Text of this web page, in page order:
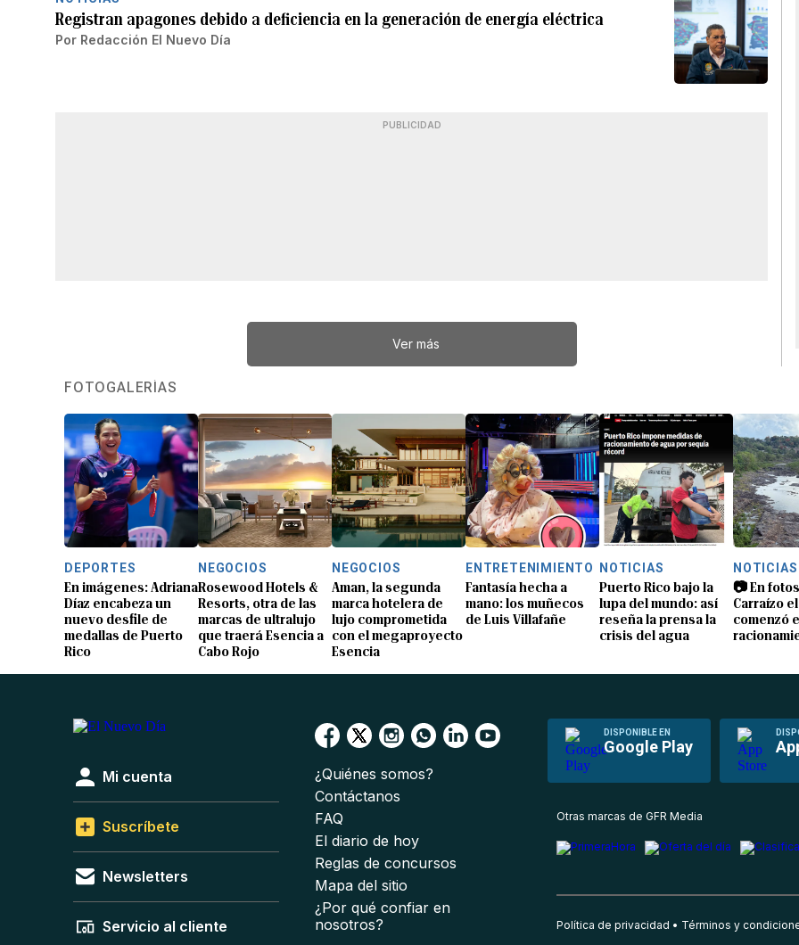
Registran apagones debido a deficiencia en la generación de energía eléctrica
Por Redacción El Nuevo Día
PUBLICIDAD
Ver más
FOTOGALERÍAS
DEPORTES
En imágenes: Adriana
Díaz encabeza un
nuevo desfile de
medallas de Puerto
Rico
NEGOCIOS
Rosewood Hotels &
Resorts, otra de las
marcas de ultralujo
que traerá Esencia a
Cabo Rojo
NEGOCIOS
Aman, la segunda
marca hotelera de
lujo comprometida
con el megaproyecto
Esencia
ENTRETENIMIENTO
Fantasía hecha a
mano: los muñecos
de Luis Villafañe
NOTICIAS
Puerto Rico bajo la
lupa del mundo: así
reseña la prensa la
crisis del agua
NOTICIAS
📷 En
Carraízo
comenzó
DISPONIBLE EN
Google Play
Mi cuenta
Suscríbete
Newsletters
Servicio al cliente
¿Quiénes somos?
Contáctanos
FAQ
El diario de hoy
Reglas de concursos
Mapa del sitio
¿Por qué confiar en
nosotros?
Otras marcas de GFR Media
Política de privacidad Términos y